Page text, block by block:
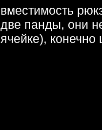
вместимость
две панды, они
ячейке), конечно